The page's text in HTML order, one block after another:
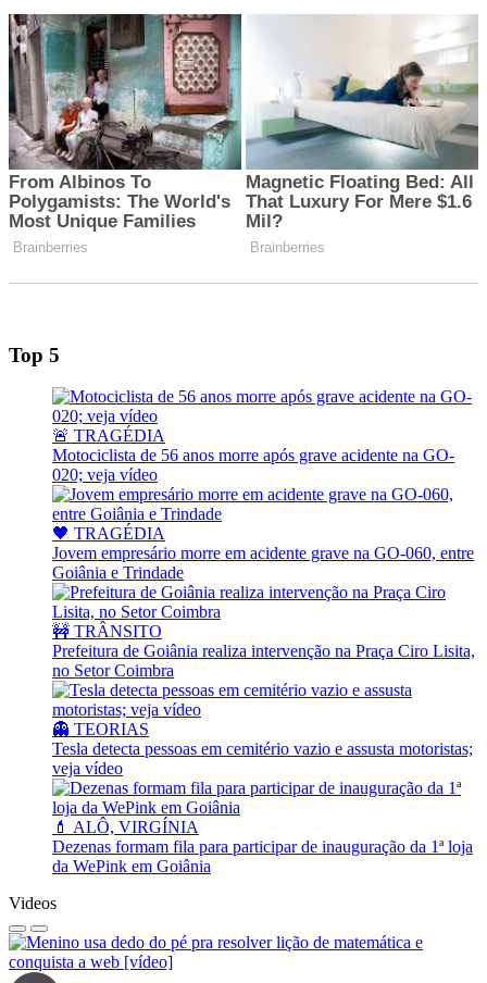
Top 5
🚨 TRAGÉDIA
Motociclista de 56 anos morre após grave acidente na GO-
020; veja vídeo
🖤 TRAGÉDIA
Jovem empresário morre em acidente grave na GO-060, entre
Goiânia e Trindade
🚧 TRÂNSITO
Prefeitura de Goiânia realiza intervenção na Praça Ciro Lisita,
no Setor Coimbra
👻 TEORIAS
Tesla detecta pessoas em cemitério vazio e assusta motoristas;
veja vídeo
💄 ALÔ, VIRGÍNIA
Dezenas formam fila para participar de inauguração da 1ª loja
da WePink em Goiânia
Videos